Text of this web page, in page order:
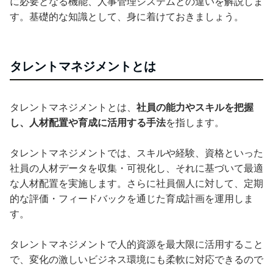
す。基礎的な知識として、身に着けておきましょう。
タレントマネジメントとは
タレントマネジメントとは、 社員の能力やスキルを把握
し、人材配置や育成に活用する手法を指します。
タレントマネジメントでは、スキルや経験、資格といった
社員の人材データを収集・可視化し、それに基づいて最適
な人材配置を実施します。さらに社員個人に対して、定期
的な評価・フィードバックを通じた育成計画を運用しま
す。
タレントマネジメントで人的資源を最大限に活用すること
で、変化の激しいビジネス環境にも柔軟に対応できるので